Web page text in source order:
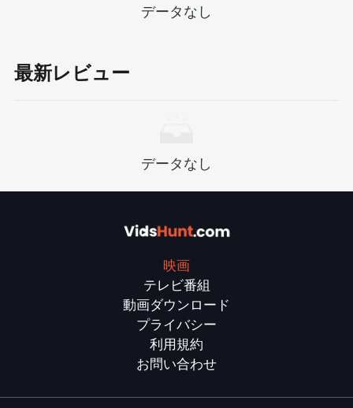
ンスチャーミングをアレンジする代わりにシュレ
ルを解散するようにresしてプロットし、「置き忘
れた」結婚を逆転させることを誓った。愛と偏
データなし
最新レビュー
データなし
映画
テレビ番組
動画ダウンロード
プライバシー
利用規約
お問い合わせ